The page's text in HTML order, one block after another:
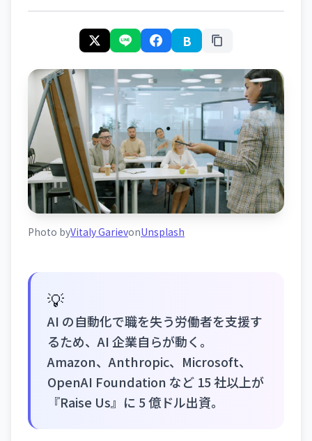
B
Photo byVitaly GarievonUnsplash
💡
AI の自動化で職を失う労働者を支援す
るため、AI 企業自らが動く。
Amazon、Anthropic、Microsoft、
OpenAI Foundation など 15 社以上が
『Raise Us』に 5 億ドル出資。